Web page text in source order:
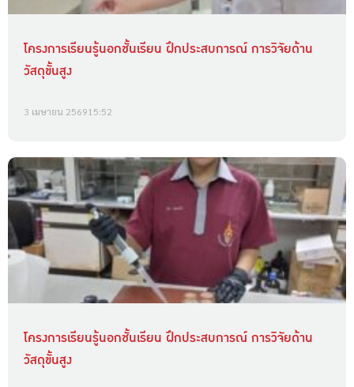
โครงการเรียนรู้นอกชั้นเรียน ฝึกประสบการณ์ การวิจัยด้าน
วัสดุขั้นสูง
3 เมษายน 256915:52
โครงการเรียนรู้นอกชั้นเรียน ฝึกประสบการณ์ การวิจัยด้าน
วัสดุขั้นสูง